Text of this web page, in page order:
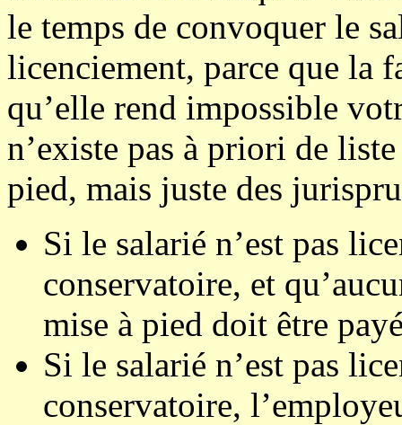
le temps de convoquer le
licenciement, parce que la
qu’elle rend impossible
n’existe pas à priori de
pied, mais juste des
Si le salarié n’est pas
conservatoire, et
mise à pied doit être
Si le salarié n’est pas
conservatoire,